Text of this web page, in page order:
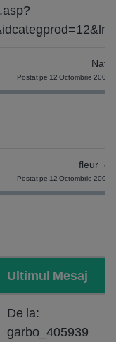
Postat pe 12 Octombrie 2009
Postat pe 12 Octombrie 2009
Ultimul Mesaj
De la:
garbo_405939